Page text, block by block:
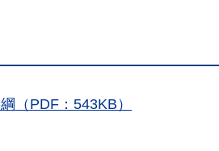
（PDF：543KB）